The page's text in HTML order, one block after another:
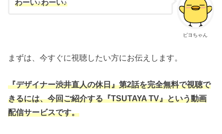
ピヨちゃん
わーい♪わーい♪
まずは、今すぐに視聴したい方にお伝えします。
『デザイナー渋井直人の休日』第2話を完全無料で視聴で
きるには、今回ご紹介する『TSUTAYA TV』という動画
配信サービスです。